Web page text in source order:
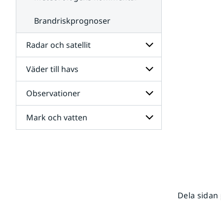
Brandriskprognoser
Radar och satellit
Undersidor
för
Radar
och
satellit
Väder till havs
Undersidor
för
Väder
till
havs
Observationer
Undersidor
för
Mark och vatten
Dela sidan